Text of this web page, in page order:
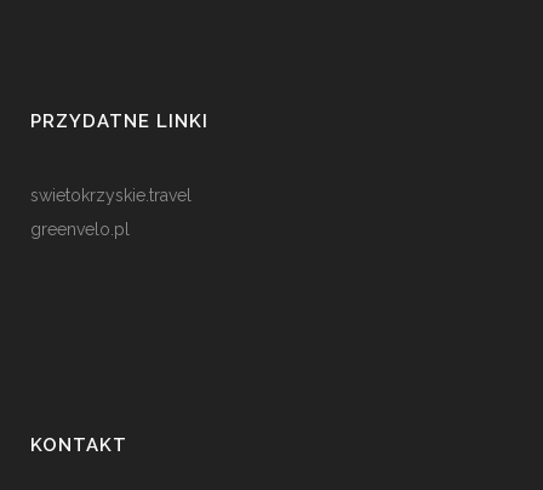
PRZYDATNE LINKI
swietokrzyskie.travel
greenvelo.pl
KONTAKT